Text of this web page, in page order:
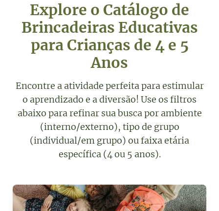
Explore o Catálogo de
Brincadeiras Educativas
para Crianças de 4 e 5
Anos
Encontre a atividade perfeita para estimular
o aprendizado e a diversão! Use os filtros
abaixo para refinar sua busca por ambiente
(interno/externo), tipo de grupo
(individual/em grupo) ou faixa etária
específica (4 ou 5 anos).